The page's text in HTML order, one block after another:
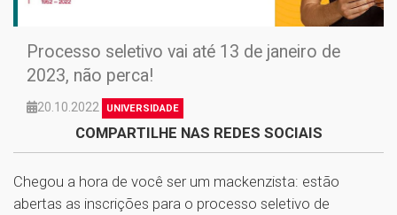
Processo seletivo vai até 13 de janeiro de
2023, não perca!
20.10.2022 UNIVERSIDADE
COMPARTILHE NAS REDES SOCIAIS
Chegou a hora de você ser um mackenzista: estão
abertas as inscrições para o processo seletivo de